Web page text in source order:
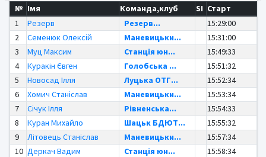
№ Імя Команда,клуб SI Старт
1
Резерв Резерв...
15:29:00
2
Семенюк Олексій Маневицьки...
15:31:00
3
Муц Максим Станція юн...
15:49:33
4
Куракін Євген Голобська ...
15:51:32
5
Новосад Ілля Луцька ОТГ...
15:52:34
6
Хомич Станіслав Маневицьки...
15:53:34
7
Січук Ілля Рівненська...
15:54:33
8
Куран Михайло Шацьк БДЮТ...
15:55:32
9
Літовець Станіслав Маневицьки...
15:57:34
10 Деркач Вадим Станція юн...
15:58:34